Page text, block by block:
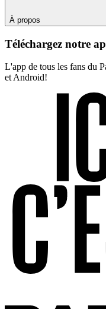
À propos
Téléchargez notre
L'app de tous les fans du
et Android!